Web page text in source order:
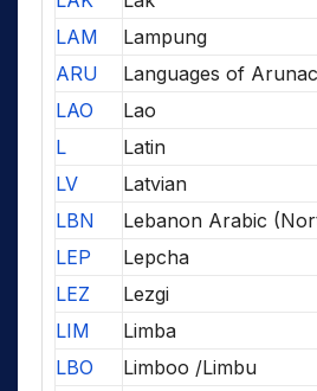
LAM
Lampung
ARU
Languages of
LAO
Lao
L
Latin
LV
Latvian
LBN
Lebanon Arabic
LEP
Lepcha
LEZ
Lezgi
LIM
Limba
LBO
Limboo /Limbu